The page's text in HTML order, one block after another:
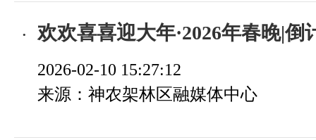
欢欢喜喜迎大年·2026年春晚|倒计时冲刺 林区
2026-02-10 15:27:12
来源：神农架林区融媒体中心